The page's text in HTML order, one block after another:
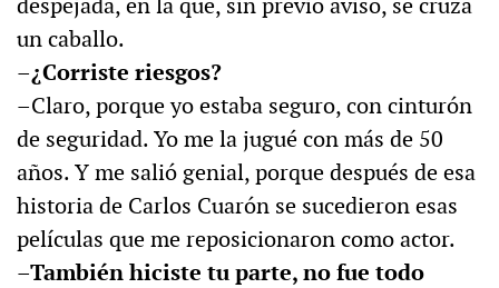
un caballo.
–¿Corriste riesgos?
–Claro, porque yo estaba seguro, con cinturón
de seguridad. Yo me la jugué con más de 50
años. Y me salió genial, porque después de esa
historia de Carlos Cuarón se sucedieron esas
películas que me reposicionaron como actor.
–También hiciste tu parte, no fue todo